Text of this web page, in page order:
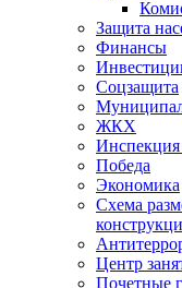
Защита
Финансы
Соцзащита
ЖКХ
Инспекция
Победа
Экономика
Схема
Центр
Почетные